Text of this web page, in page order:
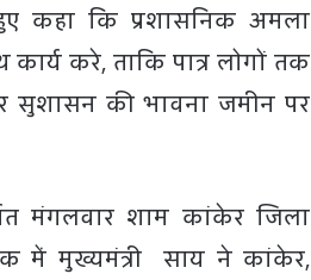
कहा कि प्रशासनिक अमला
करे, ताकि पात्र लोगों तक
की भावना जमीन पर
मंगलवार शाम कांकेर जिला
में मुख्यमंत्री साय ने कांकेर,